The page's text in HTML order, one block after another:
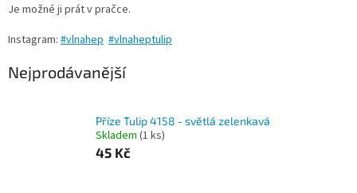
Je možné ji prát v pračce.
Instagram: #vlnahep #vlnaheptulip
Nejprodávanější
Příze Tulip 4158 - světlá zelenkavá
Skladem (1 ks)
45 Kč